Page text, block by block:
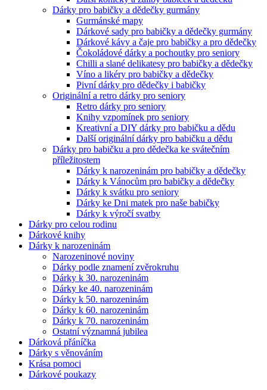
Dárky pro babičky a dědečky gurmány
Gurmánské mapy
Dárkové sady pro babičky a dědečky gurmány
Dárkové kávy a čaje pro babičky a pro dědečky
Čokoládové dárky a pochoutky pro seniory
Chilli a slané delikatesy pro babičky a dědečky
Víno a likéry pro babičky a dědečky
Pivní dárky pro dědečky i babičky
Originální a retro dárky pro seniory
Retro dárky pro seniory
Knihy vzpomínek pro seniory
Kreativní a DIY dárky pro babičku a dědu
Další originální dárky pro babičku a dědu
Dárky pro babičku a pro dědečka ke svátečním
příležitostem
Dárky k narozeninám pro babičky a dědečky
Dárky k Vánocům pro babičky a dědečky
Dárky k svátku pro seniory
Dárky ke Dni matek pro naše babičky
Dárky k výročí svatby
Dárky pro celou rodinu
Dárkové knihy
Dárky k narozeninám
Narozeninové noviny
Dárky podle znamení zvěrokruhu
Dárky k 30. narozeninám
Dárky ke 40. narozeninám
Dárky k 50. narozeninám
Dárky k 60. narozeninám
Dárky k 70. narozeninám
Ostatní významná jubilea
Dárková přáníčka
Dárky s věnováním
Krása pomoci
Dárkové poukazy